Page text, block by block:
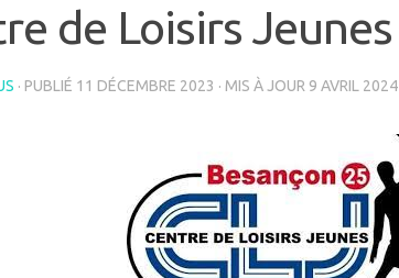
de Loisirs Jeunes
· PUBLIÉ 11 DÉCEMBRE 2023 · MIS À JOUR 9 AVRIL 2024